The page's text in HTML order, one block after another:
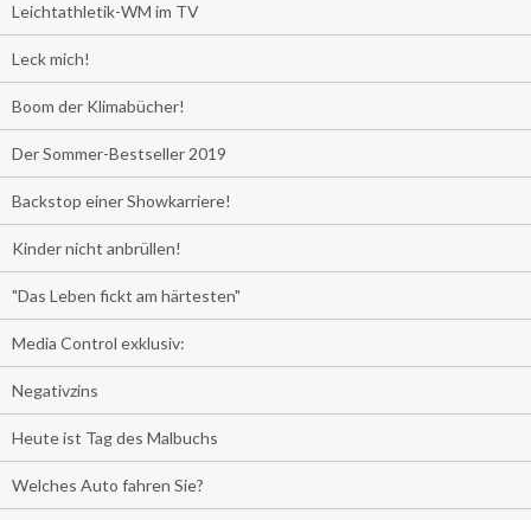
Leichtathletik-WM im TV
Leck mich!
Boom der Klimabücher!
Der Sommer-Bestseller 2019
Backstop einer Showkarriere!
Kinder nicht anbrüllen!
"Das Leben fickt am härtesten"
Media Control exklusiv:
Negativzins
Heute ist Tag des Malbuchs
Welches Auto fahren Sie?